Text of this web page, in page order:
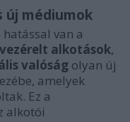
új médiumok
van a
alkotások,
valóság olyan új
amelyek
Ez a
alkotói